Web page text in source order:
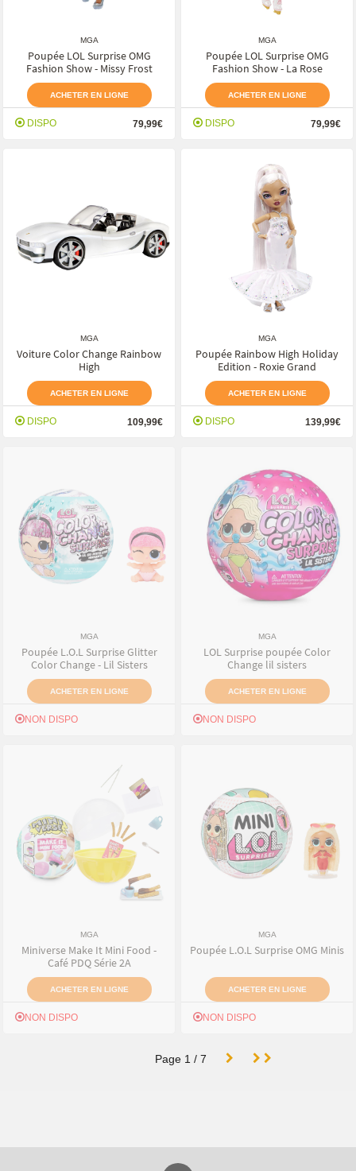
MGA
Poupée LOL Surprise OMG
Fashion Show - Missy Frost
ACHETER EN LIGNE
DISPO 79,99€
MGA
Poupée LOL Surprise OMG
Fashion Show - La Rose
ACHETER EN LIGNE
DISPO 79,99€
MGA
Voiture Color Change Rainbow
High
ACHETER EN LIGNE
DISPO 109,99€
MGA
Poupée Rainbow High Holiday
Edition - Roxie Grand
ACHETER EN LIGNE
DISPO 139,99€
MGA
Poupée L.O.L Surprise Glitter
Color Change - Lil Sisters
ACHETER EN LIGNE
NON DISPO
MGA
LOL Surprise poupée Color
Change lil sisters
ACHETER EN LIGNE
NON DISPO
MGA
Miniverse Make It Mini Food -
Café PDQ Série 2A
ACHETER EN LIGNE
NON DISPO
MGA
Poupée L.O.L Surprise OMG Minis
ACHETER EN LIGNE
NON DISPO
Page 1 / 7